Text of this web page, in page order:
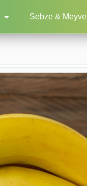
Sebze & Meyve